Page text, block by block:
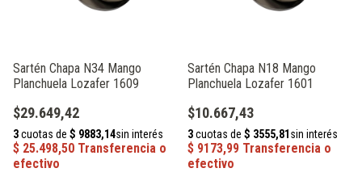
Sartén Chapa N34 Mango
Planchuela Lozafer 1609
$29.649,42
Sartén Chapa N18 Mango
Planchuela Lozafer 1601
$10.667,43